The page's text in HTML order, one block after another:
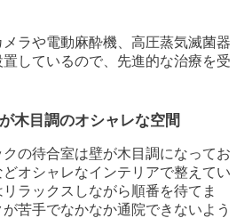
ラや電動麻酔機、高圧蒸気滅菌器
しているので、先進的な治療を受
木目調のオシャレな空間
の待合室は壁が木目調になってお
オシャレなインテリアで整えてい
ラックスしながら順番を待てま
苦手でなかなか通院できないよう